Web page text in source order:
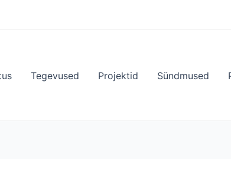
Tegevused Projektid Sündmused